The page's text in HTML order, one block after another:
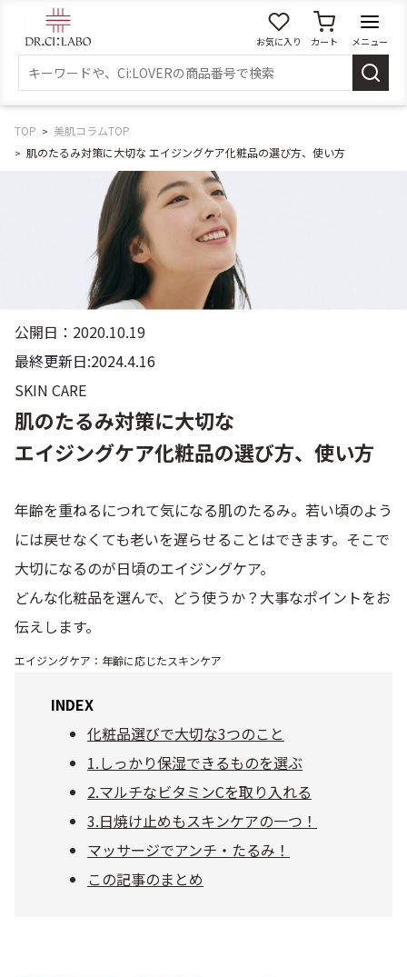
お気に入り カート メニュー
商品カテゴリーから探す
メイク落とし
角質・導入美容液
乳液
ゲル クリーム
UVケア マスク
商品カテゴリーから探す TOP
プロダクトラインから探す
エンリッチメディカリフトライン
プロダクトライン TOP
お悩みから探す
くすみ
TOP
美肌コラムTOP
肌のたるみ対策に大切な エイジングケア化粧品の選び方、使い方
公開日：2020.10.19
最終更新日:2024.4.16
SKIN CARE
肌のたるみ対策に大切な
エイジングケア化粧品の選び方、使い方
年齢を重ねるにつれて気になる肌のたるみ。若い頃のよう
には戻せなくても老いを遅らせることはできます。そこで
大切になるのが日頃のエイジングケア。
どんな化粧品を選んで、どう使うか？大事なポイントをお
伝えします。
エイジングケア：年齢に応じたスキンケア
INDEX
化粧品選びで大切な3つのこと
1.しっかり保湿できるものを選ぶ
2.マルチなビタミンCを取り入れる
3.日焼け止めもスキンケアの一つ！
マッサージでアンチ・たるみ！
この記事のまとめ